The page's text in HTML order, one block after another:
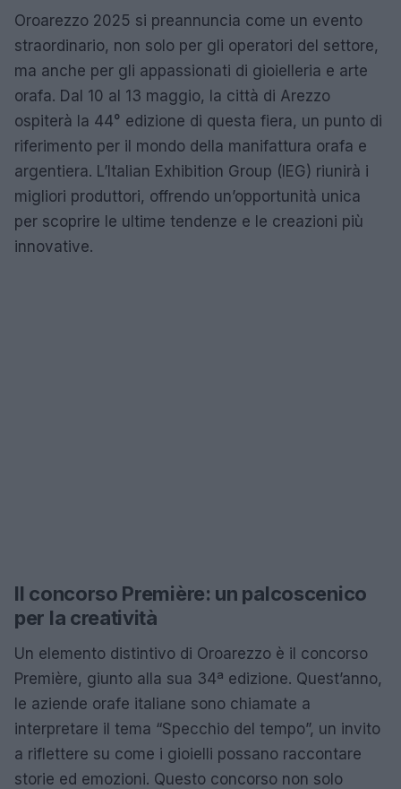
Oroarezzo 2025 si preannuncia come un evento
straordinario, non solo per gli operatori del settore,
ma anche per gli appassionati di gioielleria e arte
orafa. Dal 10 al 13 maggio, la città di Arezzo
ospiterà la 44° edizione di questa fiera, un punto di
riferimento per il mondo della manifattura orafa e
argentiera. L’Italian Exhibition Group (IEG) riunirà i
migliori produttori, offrendo un’opportunità unica
per scoprire le ultime tendenze e le creazioni più
innovative.
Il concorso Première: un palcoscenico
per la creatività
Un elemento distintivo di Oroarezzo è il concorso
Première, giunto alla sua 34ª edizione. Quest’anno,
le aziende orafe italiane sono chiamate a
interpretare il tema “Specchio del tempo”, un invito
a riflettere su come i gioielli possano raccontare
storie ed emozioni. Questo concorso non solo